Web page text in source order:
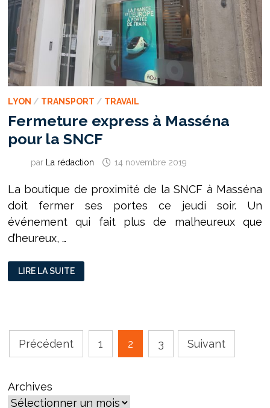
LYON / TRANSPORT / TRAVAIL
Fermeture express à Masséna
pour la SNCF
par La rédaction 14 novembre 2019
La boutique de proximité de la SNCF à Masséna
doit fermer ses portes ce jeudi soir. Un
événement qui fait plus de malheureux que
d’heureux, …
FERMETURE
EXPRESS
À
LIRE LA SUITE
Pagination
des
publications
Précédent 1 2 3 Suivant
Archives